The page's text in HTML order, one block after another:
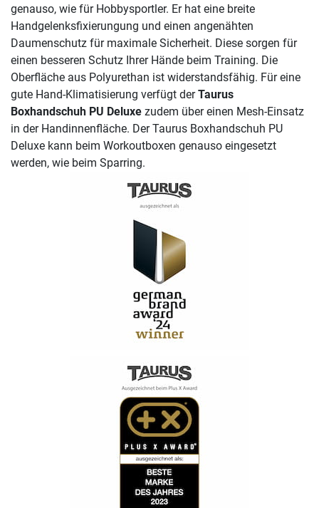
genauso, wie für Hobbysportler. Er hat eine breite
Handgelenksfixierungung und einen angenähten
Daumenschutz für maximale Sicherheit. Diese sorgen für
einen besseren Schutz Ihrer Hände beim Training. Die
Oberfläche aus Polyurethan ist widerstandsfähig. Für eine
gute Hand-Klimatisierung verfügt derTaurus
Boxhandschuh PU Deluxe zudem über einen Mesh-Einsatz
in der Handinnenfläche. Der Taurus Boxhandschuh PU
Deluxe kann beim Workoutboxen genauso eingesetzt
werden, wie beim Sparring.